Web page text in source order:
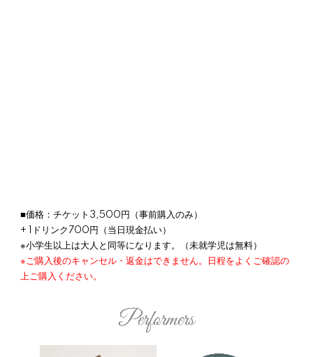
■価格：チケット3,500円（事前購入のみ）
+ 1ドリンク700円（当日現金払い）
※小学生以上は大人と同等になります。（未就学児は無料）
※ご購入後のキャンセル・返金はできません。日程をよくご確認の
上ご購入ください。